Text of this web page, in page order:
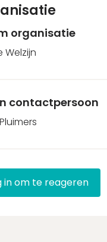
organisatie
Welzijn
contactpersoon
in om te reageren